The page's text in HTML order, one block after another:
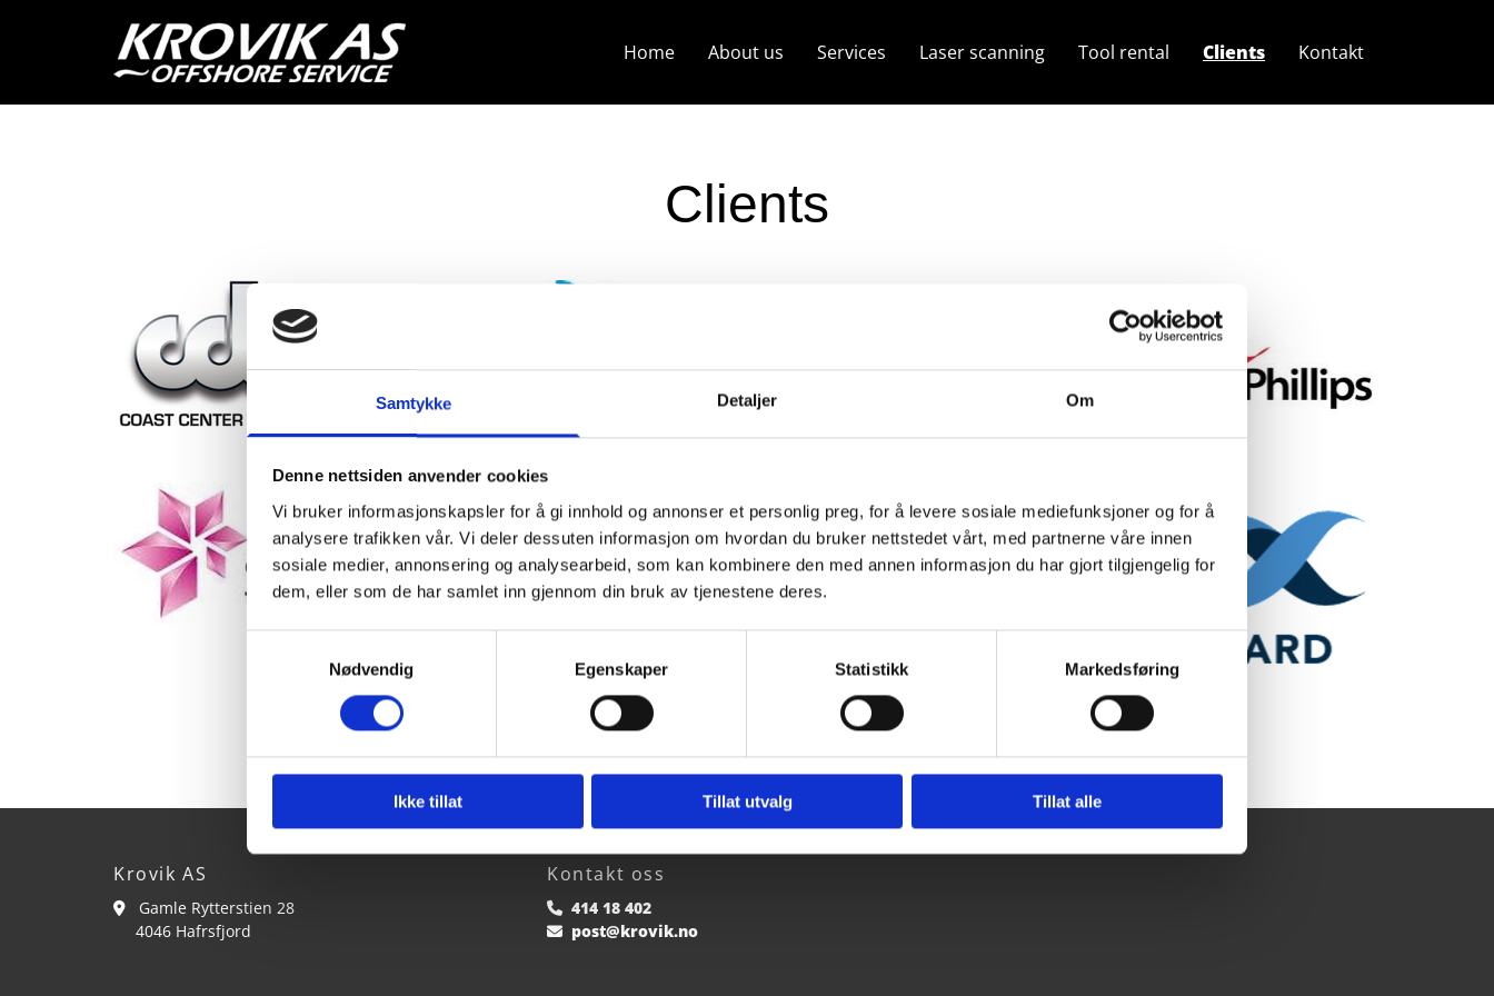
Samtykke Detaljer Om
Denne nettsiden anvender cookies
Vi bruker informasjonskapsler for å gi innhold og annonser et personlig preg, for å levere sosiale mediefunksjoner og for å
analysere trafikken vår. Vi deler dessuten informasjon om hvordan du bruker nettstedet vårt, med partnerne våre innen
sosiale medier, annonsering og analysearbeid, som kan kombinere den med annen informasjon du har gjort tilgjengelig for
dem, eller som de har samlet inn gjennom din bruk av tjenestene deres.
Nødvendig
Egenskaper Statistikk Markedsføring
Ikke tillat Tillat utvalg Tillat alle
Home About us Services Laser scanning Tool rental Clients Kontakt
Clients
Krovik AS

Gamle Rytterstien 28
4046 Hafrsfjord
Kontakt oss
 414 18 402
 post@krovik.no